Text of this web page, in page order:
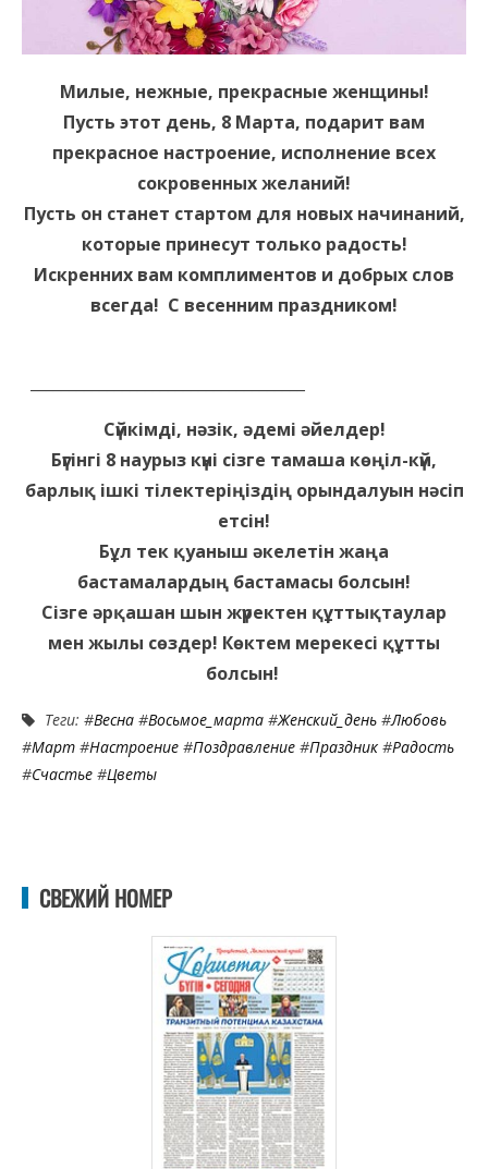
Милые, нежные, прекрасные женщины!
Пусть этот день, 8 Марта, подарит вам
прекрасное настроение, исполнение всех
сокровенных желаний!
Пусть он станет стартом для новых начинаний,
которые принесут только радость!
Искренних вам комплиментов и добрых слов
всегда! С весенним праздником!
Сүйкімді, нәзік, әдемі әйелдер!
Бүгінгі 8 наурыз күні сізге тамаша көңіл-күй,
барлық ішкі тілектеріңіздің орындалуын нәсіп
етсін!
Бұл тек қуаныш әкелетін жаңа
бастамалардың бастамасы болсын!
Сізге әрқашан шын жүректен құттықтаулар
мен жылы сөздер! Көктем мерекесі құтты
болсын!
Теги: #Весна #Восьмое_марта #Женский_день #Любовь
#Март #Настроение #Поздравление #Праздник #Радость
#Счастье #Цветы
СВЕЖИЙ НОМЕР